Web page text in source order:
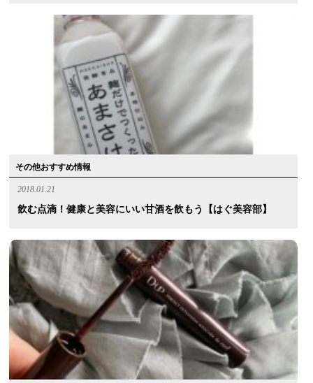
その他おすすめ情報
2018.01.21
飲む点滴！健康と美容にいい甘酒を飲もう【はぐ美容部】